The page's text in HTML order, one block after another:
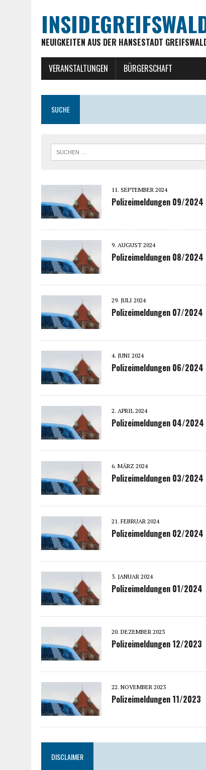
NEUIGKEITEN AUS DER HANSESTADT
VERANSTALTUNGEN BÜRGERSCHAFT
SUCHE
11. SEPTEMBER 2024
Polizeimeldungen 09/2024
9. AUGUST 2024
Polizeimeldungen 08/2024
29. JULI 2024
Polizeimeldungen 07/2024
4. JUNI 2024
Polizeimeldungen 06/2024
2. APRIL 2024
Polizeimeldungen 04/2024
6. MÄRZ 2024
Polizeimeldungen 03/2024
21. FEBRUAR 2024
Polizeimeldungen 02/2024
3. JANUAR 2024
Polizeimeldungen 01/2024
20. DEZEMBER 2023
Polizeimeldungen 12/2023
22. NOVEMBER 2023
Polizeimeldungen 11/2023
DISCLAIMER